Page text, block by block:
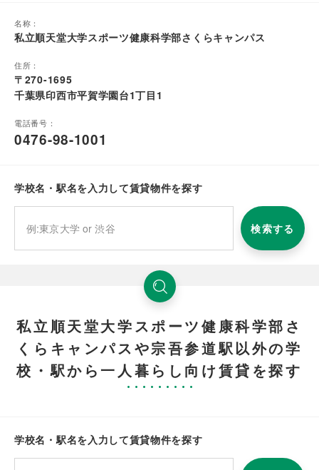
名称：
私立順天堂大学スポーツ健康科学部さくらキャンパス
住所：
〒270-1695
千葉県印西市平賀学園台1丁目1
電話番号：
0476-98-1001
学校名・駅名を入力して賃貸物件を探す
検索する
私立順天堂大学スポーツ健康科学部さ
くらキャンパスや宗吾参道駅以外の学
校・駅から一人暮らし向け賃貸を探す
学校名・駅名を入力して賃貸物件を探す